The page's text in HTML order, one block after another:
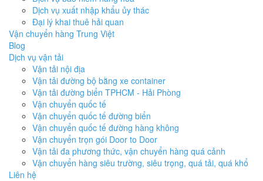
Dịch vụ xuất nhập khẩu ủy thác
Đại lý khai thuê hải quan
Vận chuyển hàng Trung Việt
Blog
Dịch vụ vận tải
Vận tải nội địa
Vận tải đường bộ bằng xe container
Vận tải đường biển TPHCM - Hải Phòng
Vận chuyển quốc tế
Vận chuyển quốc tế đường biển
Vận chuyển quốc tế đường hàng không
Vận chuyển trọn gói Door to Door
Vận tải đa phương thức, vận chuyển hàng quá cảnh
Vận chuyển hàng siêu trường, siêu trọng, quá tải, quá khổ
Liên hệ